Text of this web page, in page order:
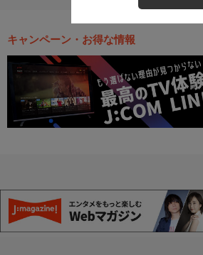
キャンペーン・お得な情報